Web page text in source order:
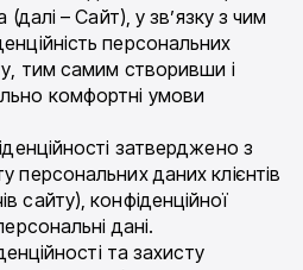
(далі – Сайт), у зв’язку з чим
персональних
тим самим створивши і
комфортні умови
затверджено з
персональних даних клієнтів
сайту), конфіденційної
дані.
та захисту